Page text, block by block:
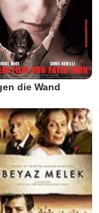
die Wand